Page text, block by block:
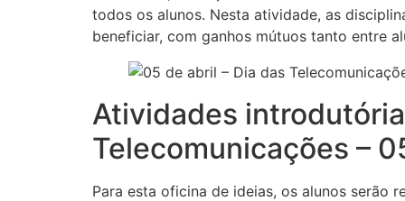
todos os alunos. Nesta atividade, as
beneficiar, com ganhos mútuos tanto entre
Atividades
Telecomunicações –
Para esta oficina de ideias, os alunos serão